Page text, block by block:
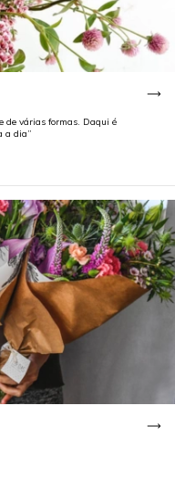
de várias formas. Daqui é
a dia”